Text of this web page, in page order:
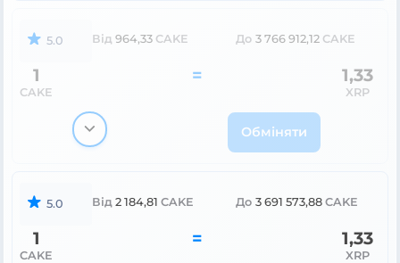
5.0 Від 964,33 CAKE До 3 766 912,12 CAKE
1
CAKE
= 1,33
XRP
Обміняти
5.0 Від 2 184,81 CAKE До 3 691 573,88 CAKE
1
CAKE
= 1,33
XRP